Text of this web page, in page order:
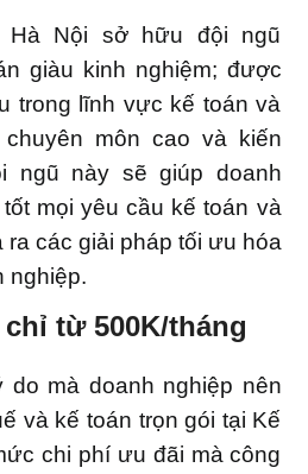
Hà Nội sở hữu đội ngũ
giàu kinh nghiệm; được
trong lĩnh vực kế toán và
môn cao và kiến
ngũ này sẽ giúp doanh
mọi yêu cầu kế toán và
các giải pháp tối ưu hóa
nghiệp.
từ 500K/tháng
do mà doanh nghiệp nên
và kế toán trọn gói tại Kế
chi phí ưu đãi mà công